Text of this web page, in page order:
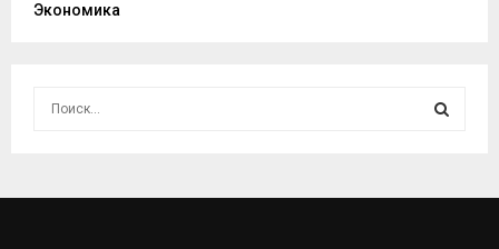
Экономика
С